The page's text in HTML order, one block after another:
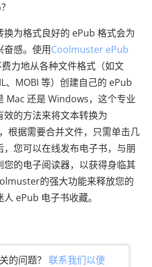
为格式良好的 ePub 格式会为
奋感。使用Coolmuster ePub
力地从各种文件格式（如文
、MOBI 等）创建自己的 ePub
Mac 还是 Windows，这个专业
的方法来将文本转换为
根据需要合并文件，只需单击几
您可以在线发布电子书，与朋
的电子阅读器，以获得身临其
的强大功能来释放您的
ePub 电子书收藏。
的问题？ 联系我们以便